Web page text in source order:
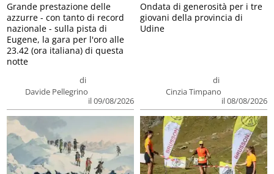
di
Davide Pellegrino
il 09/08/2026
Grande prestazione delle
azzurre - con tanto di record
nazionale - sulla pista di
Eugene, la gara per l'oro alle
23.42 (ora italiana) di questa
notte
di
Cinzia Timpano
il 08/08/2026
Ondata di generosità per i tre
giovani della provincia di
Udine